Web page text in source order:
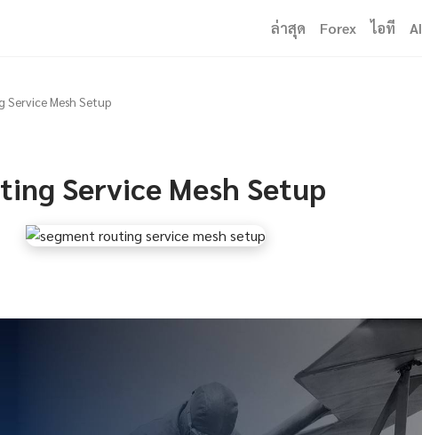
ล่าสุด Forex ไอที AI
Service Mesh Setup
Service Mesh Setup